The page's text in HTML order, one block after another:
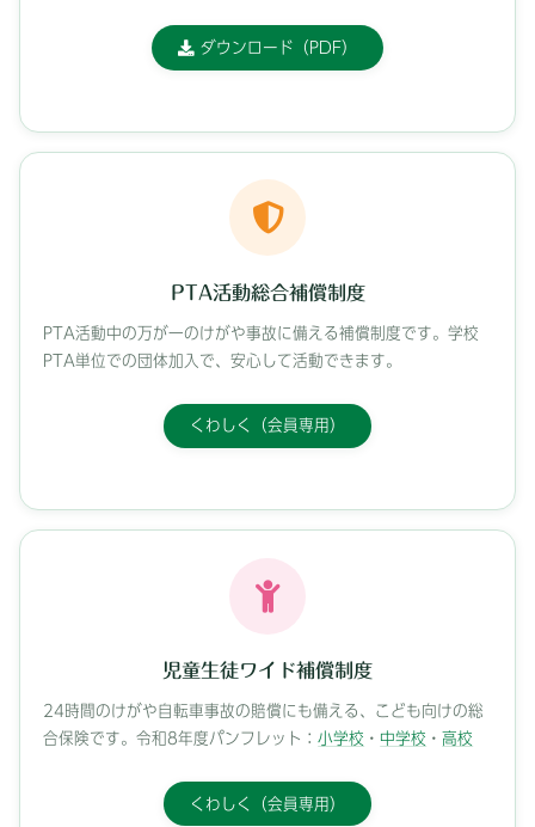
ダウンロード（PDF）
PTA活動総合補償制度
PTA活動中の万が一のけがや事故に備える補償制度です。学校
PTA単位での団体加入で、安心して活動できます。
くわしく（会員専用）
児童生徒ワイド補償制度
24時間のけがや自転車事故の賠償にも備える、こども向けの総
合保険です。令和8年度パンフレット：小学校 ・ 中学校 ・ 高校
くわしく（会員専用）